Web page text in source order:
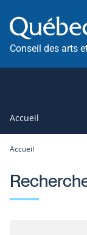
au
contenu
Conseil des arts
Accueil
Accueil